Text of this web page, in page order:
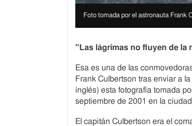
c
p
y
r
i
h
I
e
a
p
t
i
o
n
Foto tomada por el astronauta Frank
"Las lágrimas no fluyen de la
Esa es una de las
Frank Culbertson tras enviar a
inglés) esta fotografía tomada
septiembre de 2001 en la
El capitán Culbertson era el